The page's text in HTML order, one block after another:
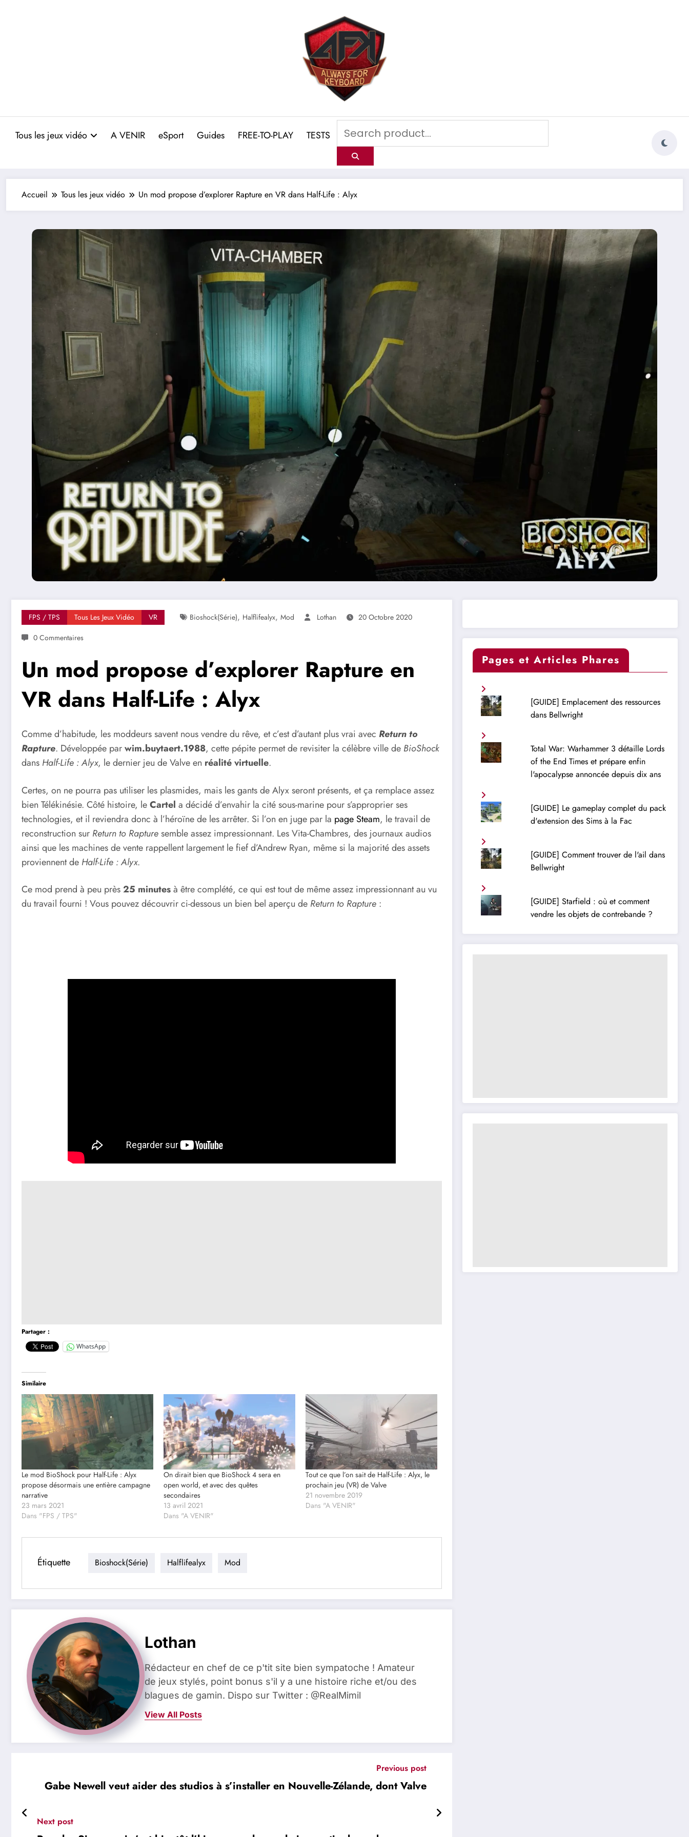
Tous les jeux vidéo A VENIR eSport Guides FREE-TO-PLAY TESTS
Accueil Tous les jeux vidéo Un mod propose d’explorer Rapture en VR dans Half-Life : Alyx
FPS / TPS Tous Les Jeux Vidéo VR Bioshock(série), Halflifealyx, Mod Lothan
20 Octobre 2020
0 Commentaires
Un mod propose d’explorer Rapture en
VR dans Half-Life : Alyx
Comme d’habitude, les moddeurs savent nous vendre du rêve, et c’est d’autant plus vrai avec Return to
Rapture. Développée parwim.buytaert.1988, cette pépite permet de revisiter la célèbre ville de BioShock
dans Half-Life : Alyx, le dernier jeu de Valve en réalité virtuelle.
Certes, on ne pourra pas utiliser les plasmides, mais les gants de Alyx seront présents, et ça remplace assez
bien Télékinésie. Côté histoire, leCartel a décidé d’envahir la cité sous-marine pour s’approprier ses
technologies, et il reviendra donc à l’héroïne de les arrêter. Si l’on en juge par la page Steam, le travail de
reconstruction sur Return to Rapturesemble assez impressionnant. Les Vita-Chambres, des journaux audios
ainsi que les machines de vente rappellent largement le fief d’Andrew Ryan, même si la majorité des assets
proviennent de Half-Life : Alyx.
Ce mod prend à peu près25 minutesà être complété, ce qui est tout de même assez impressionnant au vu
du travail fourni ! Vous pouvez découvrir ci-dessous un bien bel aperçu de Return to Rapture :
Partager :
WhatsApp
Similaire
Le mod BioShock pour Half-Life : Alyx
propose désormais une entière campagne
narrative
23 mars 2021
Dans "FPS / TPS"
On dirait bien que BioShock 4 sera en
open world, et avec des quêtes
secondaires
13 avril 2021
Dans "A VENIR"
Tout ce que l’on sait de Half-Life : Alyx, le
prochain jeu (VR) de Valve
21 novembre 2019
Dans "A VENIR"
Étiquette Bioshock(série) Halflifealyx Mod
Lothan
Rédacteur en chef de ce p'tit site bien sympatoche ! Amateur
de jeux stylés, point bonus s'il y a une histoire riche et/ou des
blagues de gamin. Dispo sur Twitter : @RealMimil
View All Posts
Previous post
Gabe Newell veut aider des studios à s’installer en Nouvelle-Zélande, dont Valve
Next post
Pages et Articles Phares
[GUIDE] Emplacement des ressources
dans Bellwright
Total War: Warhammer 3 détaille Lords
of the End Times et prépare enfin
l'apocalypse annoncée depuis dix ans
[GUIDE] Le gameplay complet du pack
d'extension des Sims à la Fac
[GUIDE] Comment trouver de l'ail dans
Bellwright
[GUIDE] Starfield : où et comment
vendre les objets de contrebande ?